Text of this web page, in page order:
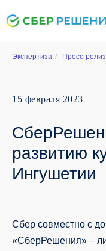
Экспертиза / Пресс-
15 февраля 2023
развитию
Ингушетии
Сбер совместно с
«СберРешения» –